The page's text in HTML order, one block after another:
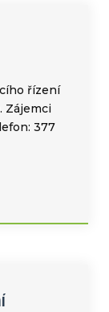
řízení
Zájemci
377